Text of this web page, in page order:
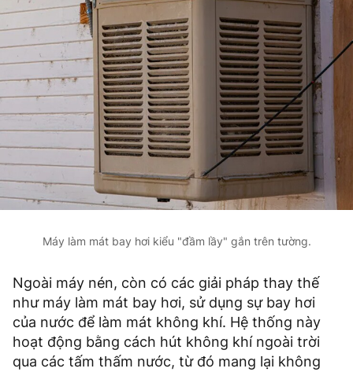
Máy làm mát bay hơi kiểu "đầm lầy" gắn trên tường.
Ngoài máy nén, còn có các giải pháp thay thế
như máy làm mát bay hơi, sử dụng sự bay hơi
của nước để làm mát không khí. Hệ thống này
hoạt động bằng cách hút không khí ngoài trời
qua các tấm thấm nước, từ đó mang lại không